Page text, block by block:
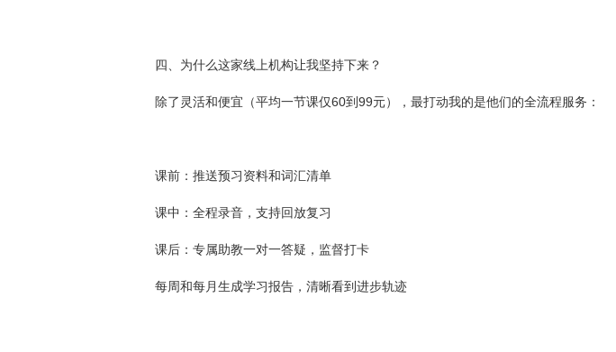
四、为什么这家线上机构让我坚持下来？
除了灵活和便宜（平均一节课仅60到99元），最打动我的是他们的全流程服务：
课前：推送预习资料和词汇清单
课中：全程录音，支持回放复习
课后：专属助教一对一答疑，监督打卡
每周和每月生成学习报告，清晰看到进步轨迹